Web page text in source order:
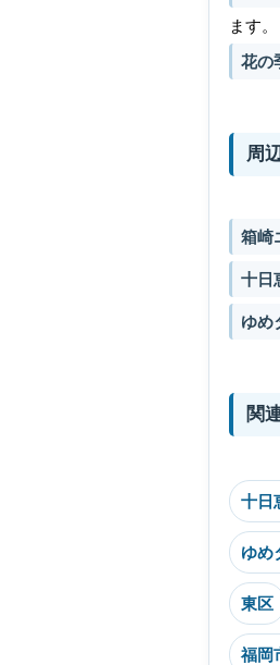
ます。
花の
周
箱崎
十日
ゆめ
関
十日
ゆめ
東区
福岡